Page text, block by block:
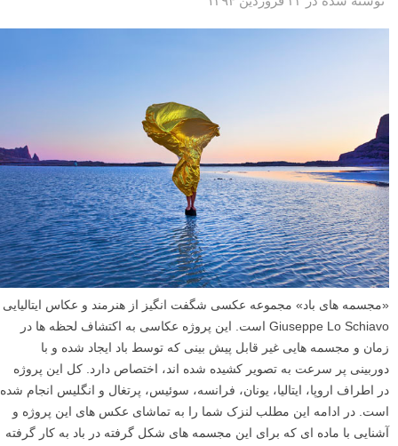
در این مطلب آموزش عکاسی خلاقانه، به شما نشان خواهیم داد که چگونه با
عکس های پرتره خیابانی خود هنرنمایی کنید و از آن ها صحنه های خیابانی
سیلوئت (ضد نور) رومیزی بسازید. در ادامه مطلب امروز لنزک با ما همراه
شوید تا پرتره های خیابانی را به سیلوئت هایی زیبا تبدیل کنیم.
ادامه مطلب
پروژه عکاسی مجسمه های شکل گرفته در باد
نوشته شده در ۲۳ فروردین ۱۳۹۴